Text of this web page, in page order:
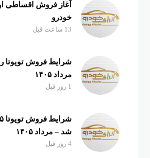
خودرو
13 ساعت قبل
مرداد ۱۴۰۵
1 روز قبل
شد – مرداد ۱۴۰۵
4 روز قبل